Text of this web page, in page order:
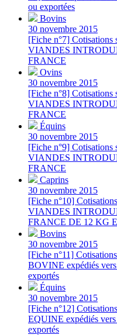
ou exportées
Bovins
30 novembre 2015
[Fiche n°7]
VIANDES
FRANCE
Ovins
30 novembre 2015
[Fiche n°8]
VIANDES
FRANCE
Équins
30 novembre 2015
[Fiche n°9]
VIANDES
FRANCE
Caprins
30 novembre 2015
[Fiche n°10]
VIANDES
FRANCE DE 12 KG
Bovins
30 novembre 2015
[Fiche n°11]
BOVINE expédiés
exportés
Équins
30 novembre 2015
[Fiche n°12]
EQUINE expédiés
exportés